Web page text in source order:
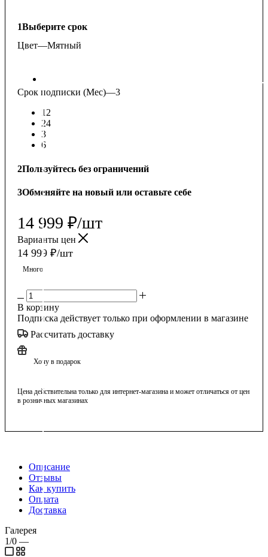
1Выберите срок
Цвет—Мятный
Срок подписки (Мес)—3
12
24
3
6
2Пользуйтесь без ограничений
3Обменяйте на новый или оставьте себе
14 999 ₽/шт
Варианты цен
14 999 ₽/шт
Много
В корзину
Подписка действует только при оформлении в магазине
Рассчитать доставку
Хочу в подарок
Цена действительна только для интернет-магазина и может отличаться от цен
в розничных магазинах
Описание
Отзывы
Как купить
Оплата
Доставка
Галерея
1/0 —